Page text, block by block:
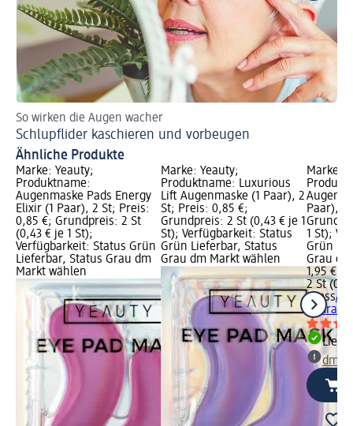
So wirken die Augen wacher
Schlupflider kaschieren und vorbeugen
Ähnliche Produkte
Marke: Yeauty;
Produktname:
Augenmaske Pads Energy
Elixir (1 Paar), 2 St; Preis:
0,85 €; Grundpreis: 2 St
(0,43 € je 1 St);
Verfügbarkeit: Status Grün
Lieferbar, Status Grau dm
Markt wählen
Marke: Yeauty;
Produktname: Luxurious
Lift Augenmaske (1 Paar), 2
St; Preis: 0,85 €;
Grundpreis: 2 St (0,43 € je 1
St); Verfügbarkeit: Status
Grün Lieferbar, Status
Grau dm Markt wählen
Marke:
Paar), 2
1 St);
Grün
Grau
1,95 €
2 St
oyess
dm